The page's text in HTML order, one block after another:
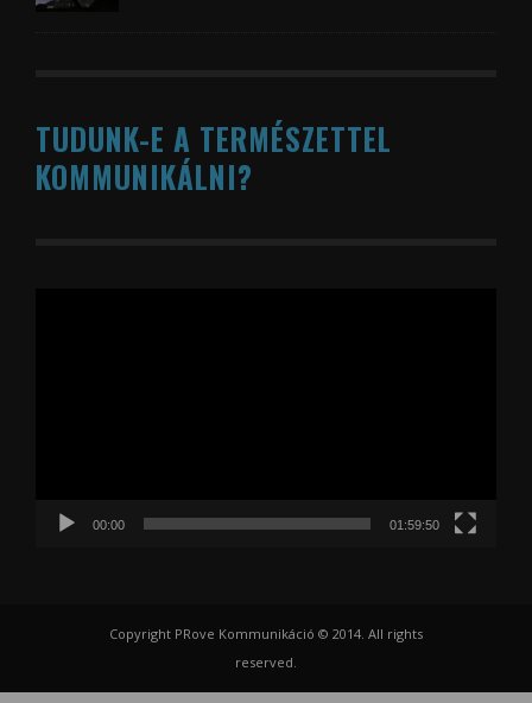
TUDUNK-E A TERMÉSZETTEL
KOMMUNIKÁLNI?
00:00 01:59:50
Copyright PRove Kommunikáció © 2014. All rights
reserved.